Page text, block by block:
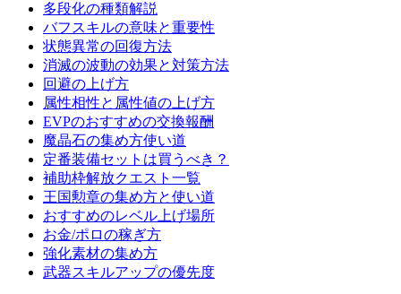
多段化の種類解説
バフスキルの意味と重要性
状態異常の回復方法
消滅の波動の効果と対策方法
回避の上げ方
属性相性と属性値の上げ方
EVPのおすすめの交換報酬
魔晶石の集め方使い道
定番装備セットは買うべき？
補助枠解放クエスト一覧
王国勲章の集め方と使い道
おすすめのレベル上げ場所
お金/ポロの稼ぎ方
強化素材の集め方
武器スキルアップの優先度